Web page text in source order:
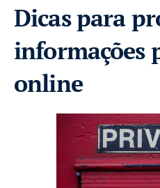
Dicas para
informações
online